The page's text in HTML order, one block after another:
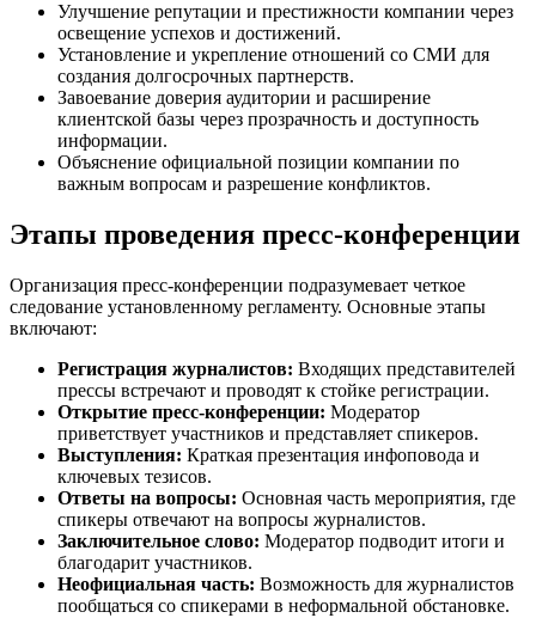
Улучшение репутации и престижности компании через
освещение успехов и достижений.
Установление и укрепление отношений со СМИ для
создания долгосрочных партнерств.
Завоевание доверия аудитории и расширение
клиентской базы через прозрачность и доступность
информации.
Объяснение официальной позиции компании по
важным вопросам и разрешение конфликтов.
Этапы проведения пресс-конференции
Организация пресс-конференции подразумевает четкое
следование установленному регламенту. Основные этапы
включают:
Регистрация журналистов: Входящих представителей
прессы встречают и проводят к стойке регистрации.
Открытие пресс-конференции: Модератор
приветствует участников и представляет спикеров.
Выступления: Краткая презентация инфоповода и
ключевых тезисов.
Ответы на вопросы: Основная часть мероприятия, где
спикеры отвечают на вопросы журналистов.
Заключительное слово: Модератор подводит итоги и
благодарит участников.
Неофициальная часть: Возможность для журналистов
пообщаться со спикерами в неформальной обстановке.